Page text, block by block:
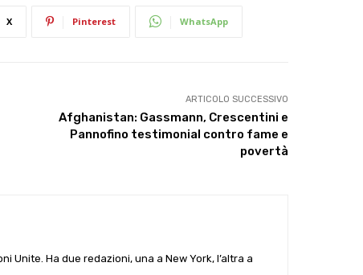
X Pinterest WhatsApp
ARTICOLO SUCCESSIVO
Afghanistan: Gassmann, Crescentini e
Pannofino testimonial contro fame e
povertà
Unite. Ha due redazioni, una a New York, l’altra a